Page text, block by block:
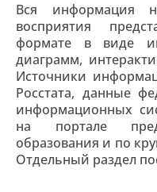
Вся информация
восприятия
формате в виде
диаграмм,
Источники
Росстата, данные
информационных
на портале
образования и по
Отдельный раздел